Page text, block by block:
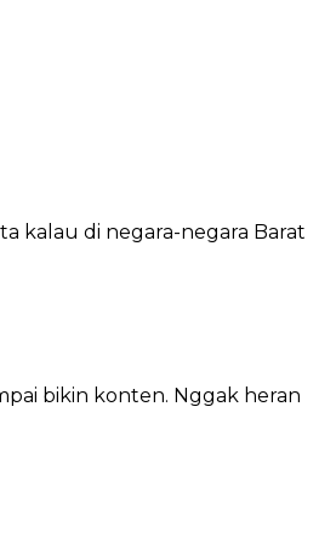
kalau di negara-negara Barat
bikin konten. Nggak heran